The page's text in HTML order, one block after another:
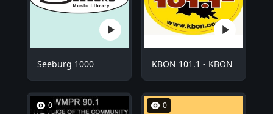
Seeburg 1000 KBON 101.1 - KBON
0 0